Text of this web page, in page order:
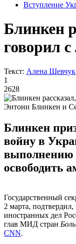
Вступление
Блинкен
говорил
Текст: Алена Шевчук
1
2628
Энтони Блинкен и
Блинкен
войну в
выполнению
освободить
Государственный
2 марта,
иностранных дел
глав МИД стран
CNN.